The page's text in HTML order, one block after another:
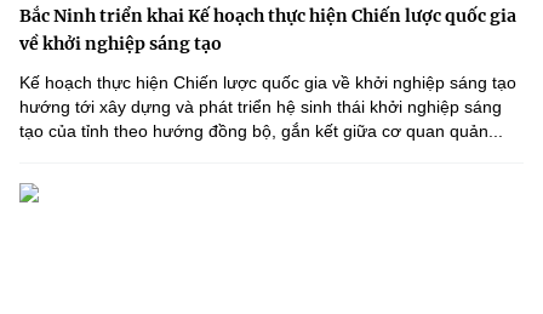
Bắc Ninh triển khai Kế hoạch thực hiện Chiến lược quốc gia
về khởi nghiệp sáng tạo
Kế hoạch thực hiện Chiến lược quốc gia về khởi nghiệp sáng tạo
hướng tới xây dựng và phát triển hệ sinh thái khởi nghiệp sáng
tạo của tỉnh theo hướng đồng bộ, gắn kết giữa cơ quan quản...